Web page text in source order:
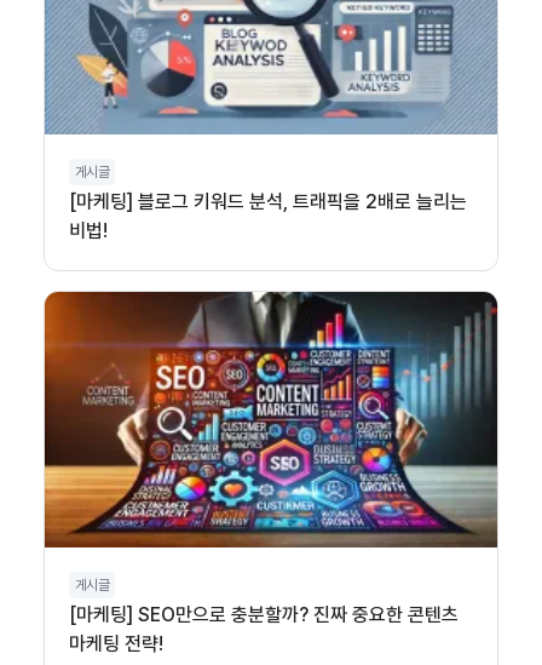
게시글
[마케팅] 블로그 키워드 분석, 트래픽을 2배로 늘리는
비법!
게시글
[마케팅] SEO만으로 충분할까? 진짜 중요한 콘텐츠
마케팅 전략!